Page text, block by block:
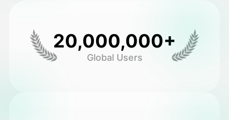
20,000,000+
Global Users